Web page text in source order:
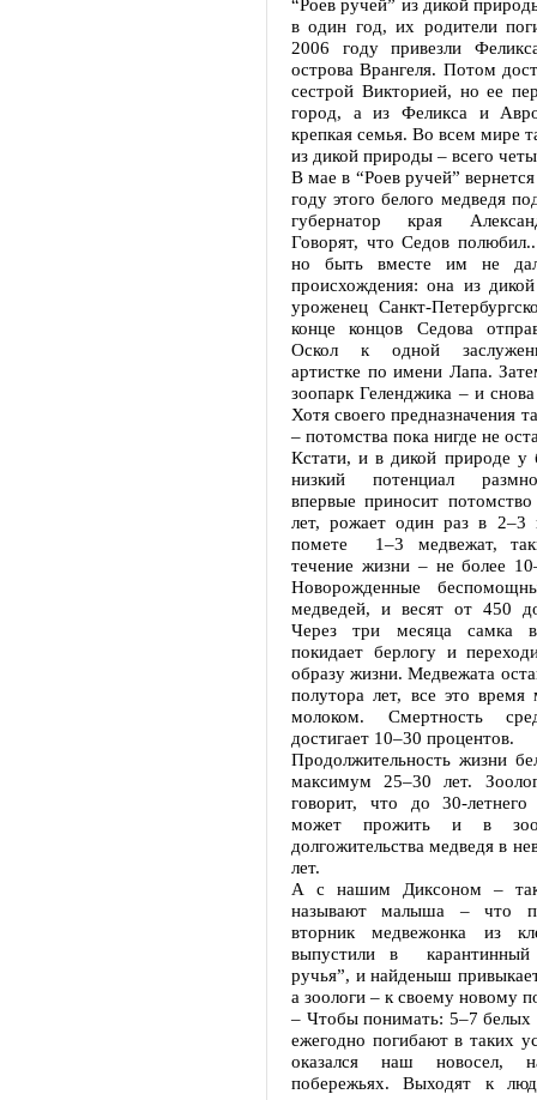
“Роев ручей” из дикой
в один год, их родители
2006 году привезли
острова Врангеля. Потом
сестрой Викторией, но ее
город, а из Феликса и
крепкая семья. Во всем мире
из дикой природы – всего
В мае в “Роев ручей”
году этого белого медведя
губернатор края
Говорят, что Седов
но быть вместе им не
происхождения: она из
уроженец Санкт-
конце концов Седова
Оскол к одной
артистке по имени Лапа.
зоопарк Геленджика – и
Хотя своего предназначения
– потомства пока нигде не
Кстати, и в дикой природе у
низкий потенциал
впервые приносит
лет, рожает один раз в 2–3
помете 1–3 медвежат,
течение жизни – не более
Новорожденные
медведей, и весят от 450
Через три месяца самка
покидает берлогу и
образу жизни. Медвежата
полутора лет, все это
молоком. Смертность
достигает 10–30 процентов.
Продолжительность жизни
максимум 25–30 лет.
говорит, что до 30-летнего
может прожить и в
долгожительства медведя в
лет.
А с нашим Диксоном –
называют малыша – что
вторник медвежонка из
выпустили в карантинный
ручья”, и найденыш
а зоологи – к своему новому
– Чтобы понимать: 5–7 белых
ежегодно погибают в таких
оказался наш новосел,
побережьях. Выходят к